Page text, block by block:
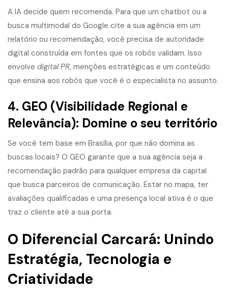
A IA decide quem recomenda. Para que um chatbot ou a
busca multimodal do Google cite a sua agência em um
relatório ou recomendação, você precisa de autoridade
digital construída em fontes que os robôs validam. Isso
envolve digital PR, menções estratégicas e um conteúdo
que ensina aos robôs que você é o especialista no assunto.
4. GEO (Visibilidade Regional e
Relevância): Domine o seu território
Se você tem base em Brasília, por que não domina as
buscas locais? O GEO garante que a sua agência seja a
recomendação padrão para qualquer empresa da capital
que busca parceiros de comunicação. Estar no mapa, ter
avaliações qualificadas e uma presença local ativa é o que
traz o cliente até a sua porta.
O Diferencial Carcará: Unindo
Estratégia, Tecnologia e
Criatividade